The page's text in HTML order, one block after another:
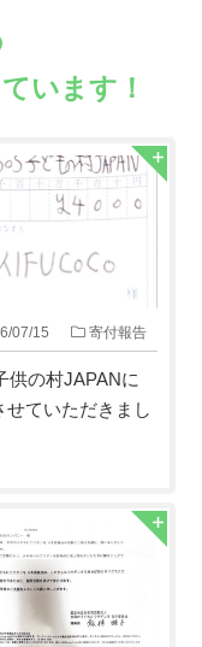
います！
07/15 寄付報告
供の村JAPANに
せていただきまし